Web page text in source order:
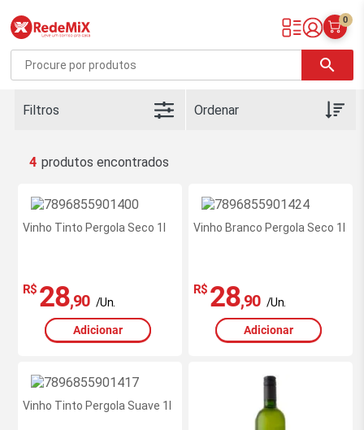
Redemix – Supermercado Online
0
search
Filtros
4
Vinho Tinto Pergola Seco 1l
R$ 28,90 /Un.
Adicionar
Vinho Branco Pergola Seco 1l
R$ 28,90 /Un.
Adicionar
Vinho Tinto Pergola Suave 1l